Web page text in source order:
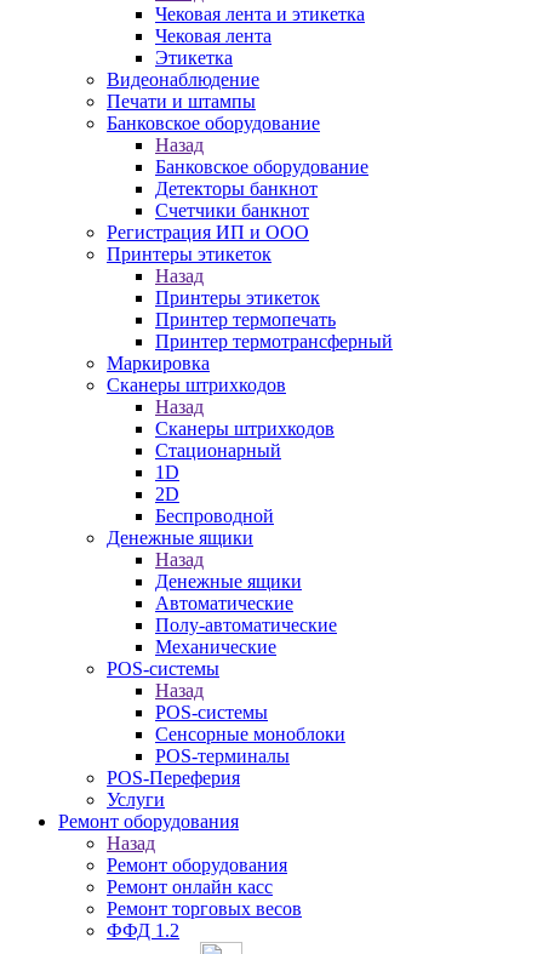
Чековая лента и этикетка
Чековая лента
Этикетка
Видеонаблюдение
Печати и штампы
Банковское оборудование
Назад
Банковское оборудование
Детекторы банкнот
Счетчики банкнот
Регистрация ИП и ООО
Принтеры этикеток
Назад
Принтеры этикеток
Принтер термопечать
Принтер термотрансферный
Маркировка
Сканеры штрихкодов
Назад
Сканеры штрихкодов
Стационарный
1D
2D
Беспроводной
Денежные ящики
Назад
Денежные ящики
Автоматические
Полу-автоматические
Механические
POS-системы
Назад
POS-системы
Сенсорные моноблоки
POS-терминалы
POS-Переферия
Услуги
Ремонт оборудования
Назад
Ремонт оборудования
Ремонт онлайн касс
Ремонт торговых весов
ФФД 1.2